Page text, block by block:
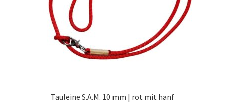
Tauleine S.A.M. 10 mm | rot mit hanf